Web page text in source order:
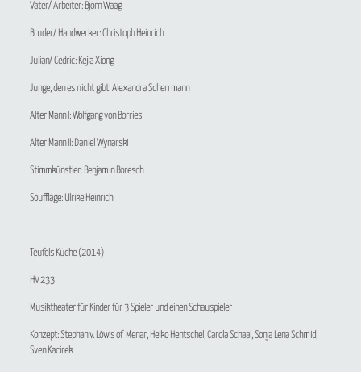
Vater/ Arbeiter: Björn Waag
Bruder/ Handwerker: Christoph Heinrich
Julian/ Cedric: Kejia Xiong
Junge, den es nicht gibt: Alexandra Scherrmann
Alter Mann I: Wolfgang von Borries
Alter Mann II: Daniel Wynarski
Stimmkünstler: Benjamin Boresch
Soufflage: Ulrike Heinrich
Teufels Küche(2014)
HV 233
Musiktheater für Kinder für 3 Spieler und einen Schauspieler
Konzept: Stephan v. Löwis of Menar, Heiko Hentschel, Carola Schaal, Sonja Lena Schmid,
Sven Kacirek